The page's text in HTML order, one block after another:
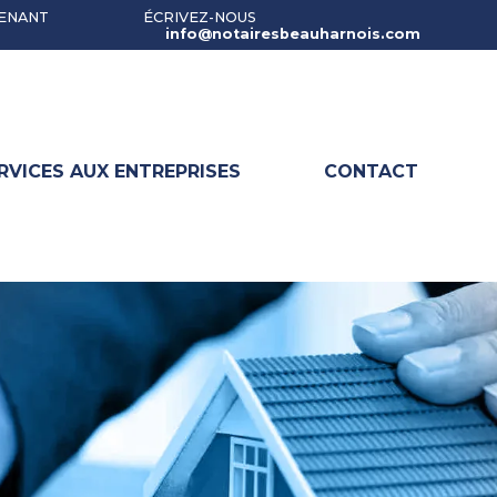
ÉCRIVEZ-NOUS
info@notairesbeauharnois.com
AUX ENTREPRISES CONTACT